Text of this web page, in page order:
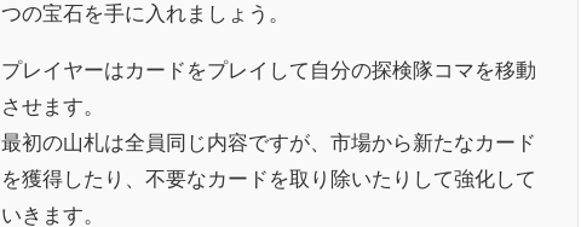
つの宝石を手に入れましょう。
プレイヤーはカードをプレイして自分の探検隊コマを移動
させます。
最初の山札は全員同じ内容ですが、市場から新たなカード
を獲得したり、不要なカードを取り除いたりして強化して
いきます。